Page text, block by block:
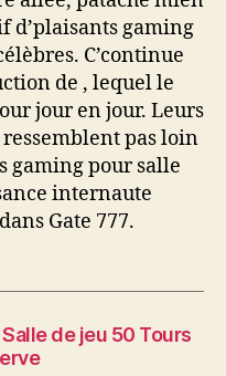
d’plaisants gaming
C’continue
de , lequel le
jour en jour. Leurs
pas loin
gaming pour salle
internaute
Gate 777.
de jeu 50 Tours